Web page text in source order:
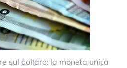
sul dollaro: la moneta unica